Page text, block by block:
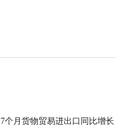
个月货物贸易进出口同比增